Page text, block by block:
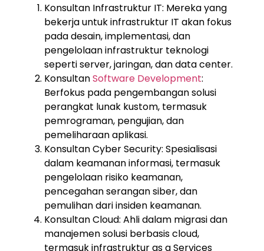
Konsultan Infrastruktur IT: Mereka yang
bekerja untuk infrastruktur IT akan fokus
pada desain, implementasi, dan
pengelolaan infrastruktur teknologi
seperti server, jaringan, dan data center.
KonsultanSoftware Development:
Berfokus pada pengembangan solusi
perangkat lunak kustom, termasuk
pemrograman, pengujian, dan
pemeliharaan aplikasi.
Konsultan Cyber Security: Spesialisasi
dalam keamanan informasi, termasuk
pengelolaan risiko keamanan,
pencegahan serangan siber, dan
pemulihan dari insiden keamanan.
Konsultan Cloud: Ahli dalam migrasi dan
manajemen solusi berbasis cloud,
termasuk infrastruktur as a Services